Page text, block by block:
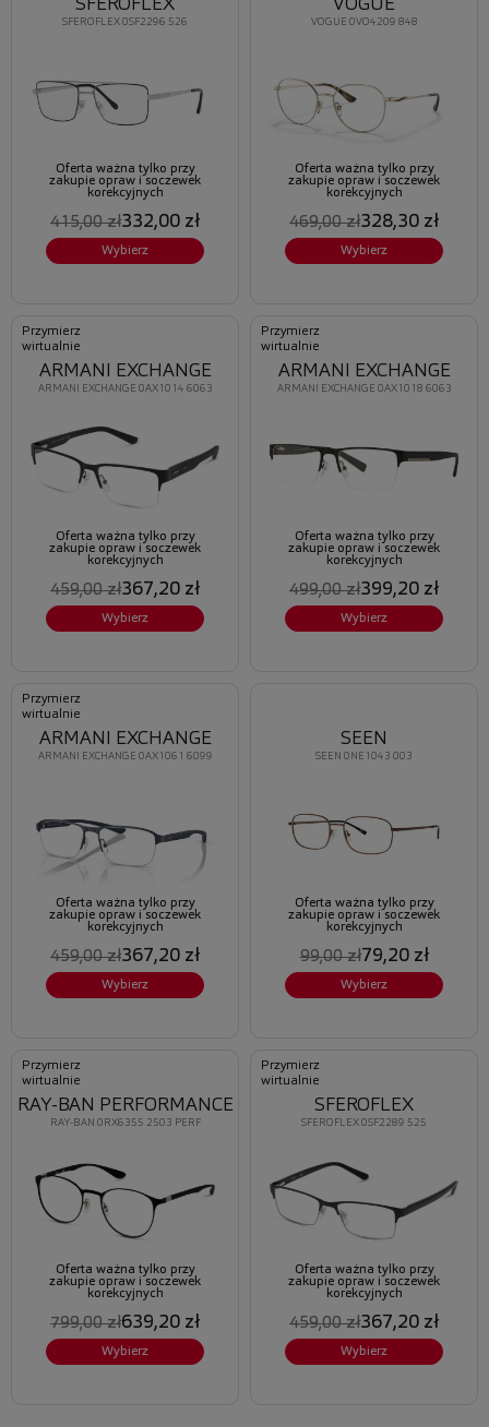
SFEROFLEX 0SF2296 526
SFEROFLEX
Oferta ważna tylko przy
zakupie opraw i soczewek
korekcyjnych
415,00 zł332,00 zł
Wybierz
VOGUE 0VO4209 848
VOGUE
Oferta ważna tylko przy
zakupie opraw i soczewek
korekcyjnych
469,00 zł328,30 zł
Wybierz
Przymierz
wirtualnie
ARMANI EXCHANGE 0AX1014 6063
ARMANI EXCHANGE
Oferta ważna tylko przy
zakupie opraw i soczewek
korekcyjnych
459,00 zł367,20 zł
Wybierz
Przymierz
wirtualnie
ARMANI EXCHANGE 0AX1018 6063
ARMANI EXCHANGE
Oferta ważna tylko przy
zakupie opraw i soczewek
korekcyjnych
499,00 zł399,20 zł
Wybierz
Przymierz
wirtualnie
ARMANI EXCHANGE 0AX1061 6099
ARMANI EXCHANGE
Oferta ważna tylko przy
zakupie opraw i soczewek
korekcyjnych
459,00 zł367,20 zł
Wybierz
SEEN 0NE1043 003
SEEN
Oferta ważna tylko przy
zakupie opraw i soczewek
korekcyjnych
99,00 zł79,20 zł
Wybierz
Przymierz
wirtualnie
RAY-BAN 0RX6355 2503 PERF
RAY-BAN PERFORMANCE
Oferta ważna tylko przy
zakupie opraw i soczewek
korekcyjnych
799,00 zł639,20 zł
Wybierz
Przymierz
wirtualnie
SFEROFLEX 0SF2289 525
SFEROFLEX
Oferta ważna tylko przy
zakupie opraw i soczewek
korekcyjnych
459,00 zł367,20 zł
Wybierz